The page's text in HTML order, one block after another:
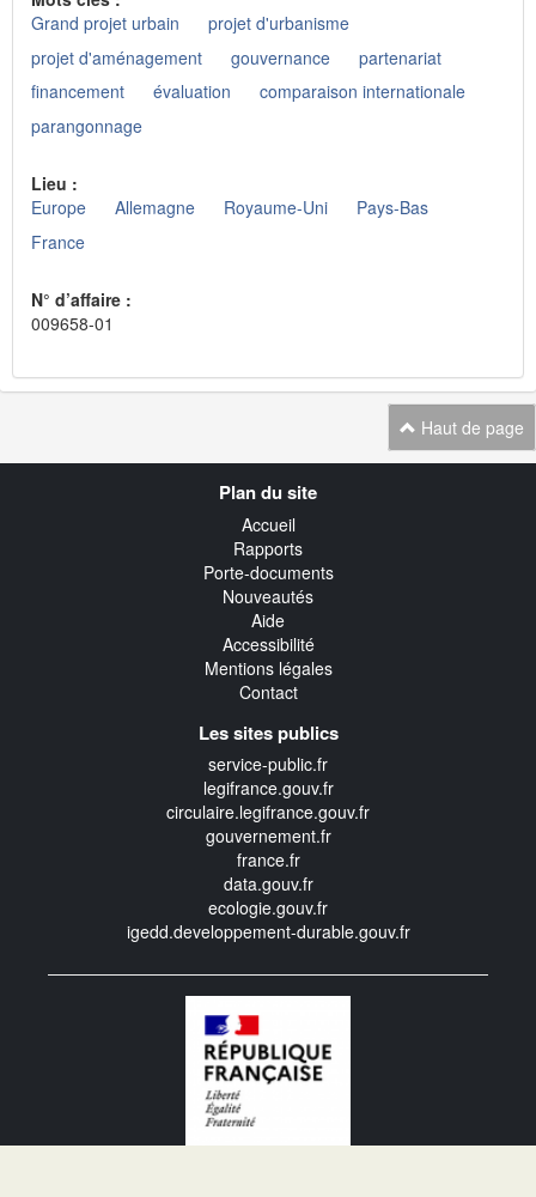
Grand projet urbain
projet d'urbanisme
projet d'aménagement
gouvernance
partenariat
financement
évaluation
comparaison internationale
parangonnage
Lieu :
Europe
Allemagne Royaume-Uni
Pays-Bas
France
N° d’affaire :
009658-01
Haut de page
Plan du site
Accueil
Rapports
Porte-documents
Nouveautés
Aide
Accessibilité
Mentions légales
Contact
Les sites publics
service-public.fr
legifrance.gouv.fr
circulaire.legifrance.gouv.fr
gouvernement.fr
france.fr
data.gouv.fr
ecologie.gouv.fr
igedd.developpement-durable.gouv.fr